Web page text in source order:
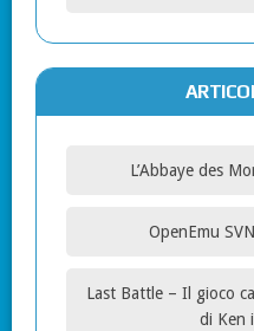
L’Abbaye des
OpenEmu
Last Battle – Il gioco
di Ken